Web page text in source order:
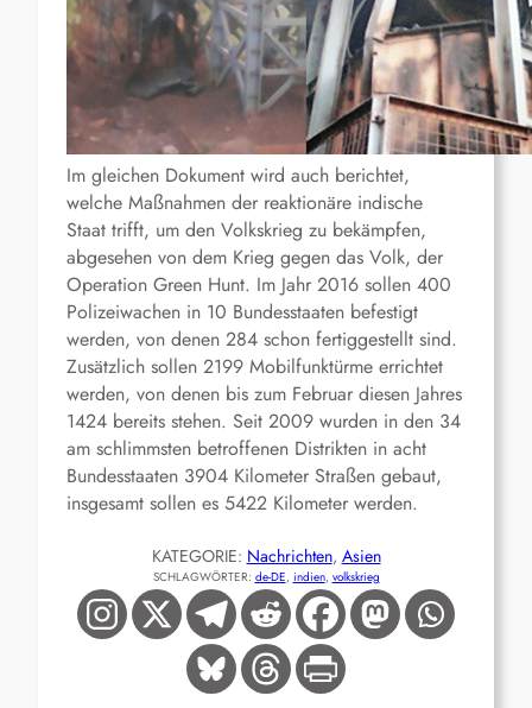
Im gleichen Dokument wird auch berichtet,
welche Maßnahmen der reaktionäre indische
Staat trifft, um den Volkskrieg zu bekämpfen,
abgesehen von dem Krieg gegen das Volk, der
Operation Green Hunt. Im Jahr 2016 sollen 400
Polizeiwachen in 10 Bundesstaaten befestigt
werden, von denen 284 schon fertiggestellt sind.
Zusätzlich sollen 2199 Mobilfunktürme errichtet
werden, von denen bis zum Februar diesen Jahres
1424 bereits stehen. Seit 2009 wurden in den 34
am schlimmsten betroffenen Distrikten in acht
Bundesstaaten 3904 Kilometer Straßen gebaut,
insgesamt sollen es 5422 Kilometer werden.
KATEGORIE: Nachrichten, Asien
SCHLAGWÖRTER: de-DE, indien, volkskrieg